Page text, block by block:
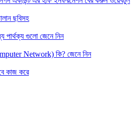
ছবিসহ
গুলো জেনে নিন
Network) কি? জেনে নিন
কাজ করে